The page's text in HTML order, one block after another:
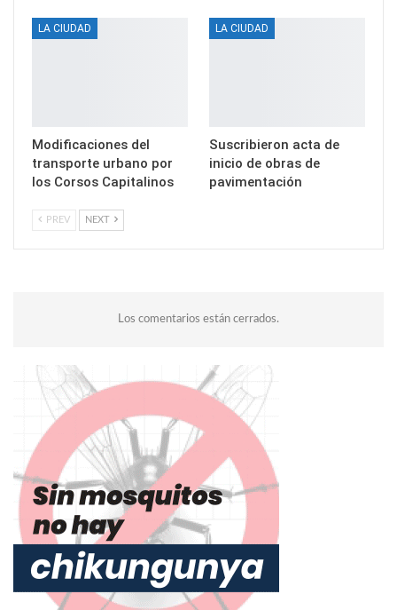
LA CIUDAD
Modificaciones del
transporte urbano por
los Corsos Capitalinos
LA CIUDAD
Suscribieron acta de
inicio de obras de
pavimentación
PREV NEXT
Los comentarios están cerrados.